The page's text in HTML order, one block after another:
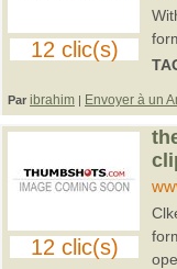
12 clic(s)
Par ibrahim | Envoyer à un
12 clic(s)